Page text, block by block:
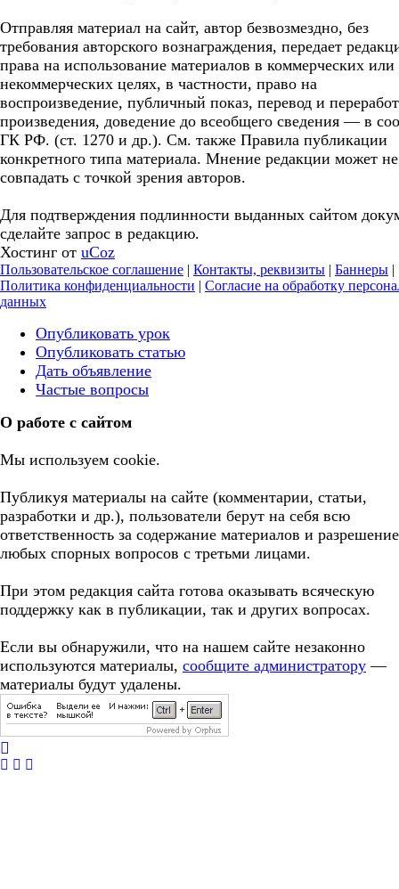
Отправляя материал на сайт, автор безвозмездно, без
требования авторского вознаграждения, передает
права на использование материалов в коммерческих или
некоммерческих целях, в частности, право на
воспроизведение, публичный показ, перевод и
произведения, доведение до всеобщего сведения — в
ГК РФ. (ст. 1270 и др.). См. также Правила публикации
конкретного типа материала. Мнение редакции может не
совпадать с точкой зрения авторов.
Для подтверждения подлинности выданных сайтом
сделайте запрос в редакцию.
Хостинг от uCoz
Пользовательское соглашение | Контакты, реквизиты | Баннеры |
Политика конфиденциальности | Согласие на обработку
данных
Опубликовать урок
Опубликовать статью
Дать объявление
Частые вопросы
О работе с сайтом
Мы используем cookie.
Публикуя материалы на сайте (комментарии, статьи,
разработки и др.), пользователи берут на себя всю
ответственность за содержание материалов и разрешение
любых спорных вопросов с третьми лицами.
При этом редакция сайта готова оказывать всяческую
поддержку как в публикации, так и других вопросах.
Если вы обнаружили, что на нашем сайте незаконно
используются материалы, сообщите администратору —
материалы будут удалены.